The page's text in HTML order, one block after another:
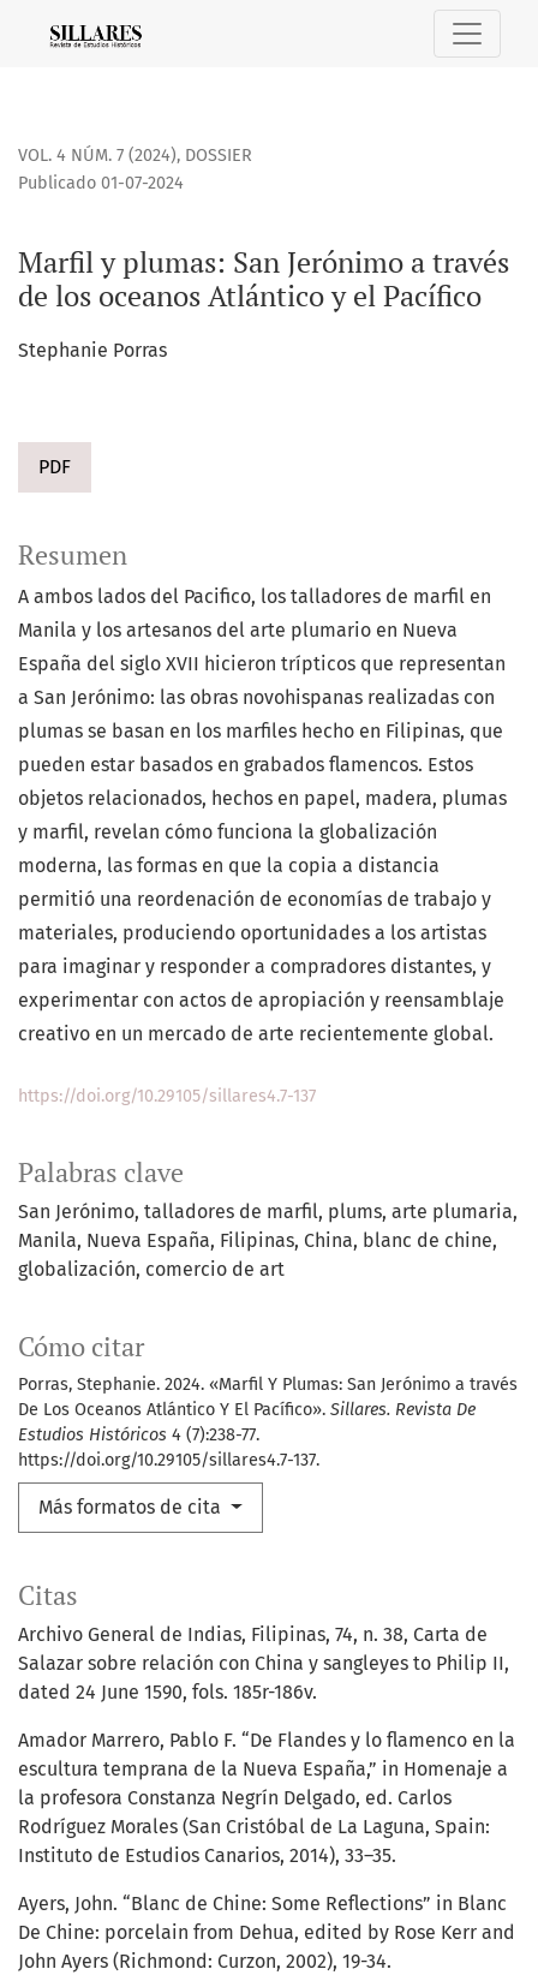
Marfil y plumas: San Jerónimo a través de los oceanos
VOL. 4 NÚM. 7 (2024), DOSSIER
Marfil y plumas: San Jerónimo a través
de los oceanos Atlántico y el Pacífico
Publicado 01-07-2024
Stephanie Porras
PDF
Palabras clave
San Jerónimo talladores de marfil plums arte plumaria
Manila Nueva España Filipinas China blanc de chine
globalización comercio de art
Cómo citar
Porras, Stephanie. 2024. «Marfil Y Plumas: San Jerónimo a través
De Los Oceanos Atlántico Y El Pacífico». Sillares. Revista De
Estudios Históricos 4 (7):238-77.
https://doi.org/10.29105/sillares4.7-137.
Más formatos de cita
Resumen
A ambos lados del Pacifico, los talladores de marfil en
Manila y los artesanos del arte plumario en Nueva
España del siglo XVII hicieron trípticos que representan
a San Jerónimo: las obras novohispanas realizadas con
plumas se basan en los marfiles hecho en Filipinas, que
pueden estar basados en grabados flamencos. Estos
objetos relacionados, hechos en papel, madera, plumas
y marfil, revelan cómo funciona la globalización
moderna, las formas en que la copia a distancia
permitió una reordenación de economías de trabajo y
materiales, produciendo oportunidades a los artistas
para imaginar y responder a compradores distantes, y
experimentar con actos de apropiación y reensamblaje
creativo en un mercado de arte recientemente global.
https://doi.org/10.29105/sillares4.7-137
Citas
Archivo General de Indias, Filipinas, 74, n. 38, Carta de
Salazar sobre relación con China y sangleyes to Philip II,
dated 24 June 1590, fols. 185r-186v.
Amador Marrero, Pablo F. “De Flandes y lo flamenco en la
escultura temprana de la Nueva España,” in Homenaje a
la profesora Constanza Negrín Delgado, ed. Carlos
Rodríguez Morales (San Cristóbal de La Laguna, Spain:
Instituto de Estudios Canarios, 2014), 33–35.
Ayers, John. “Blanc de Chine: Some Reflections” in Blanc
De Chine: porcelain from Dehua, edited by Rose Kerr and
John Ayers (Richmond: Curzon, 2002), 19-34.